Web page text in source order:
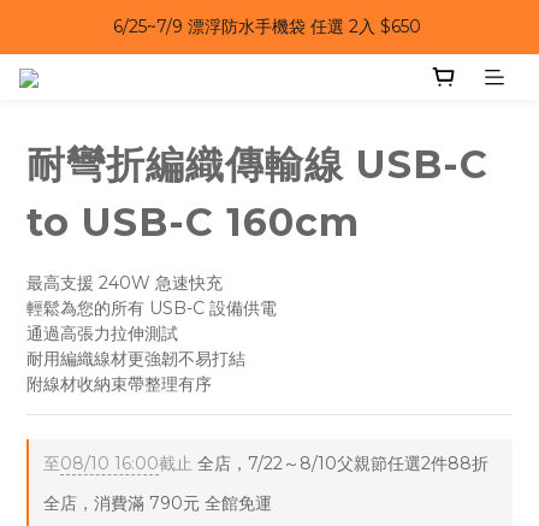
6/25~7/9｜夏日風扇 第二件 69 折
6/25~7/9｜夏日風扇 第二件 69 折
耐彎折編織傳輸線 USB-C
to USB-C 160cm
最高支援 240W 急速快充
輕鬆為您的所有 USB-C 設備供電
通過高張力拉伸測試
耐用編織線材更強韌不易打結
附線材收納束帶整理有序
至08/10 16:00截止 全店，7/22～8/10父親節任選2件88折
全店，消費滿 790元 全館免運